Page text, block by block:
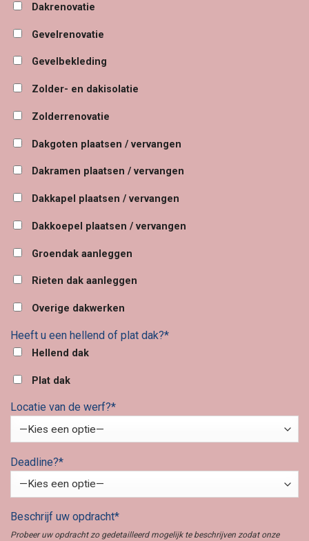
Dakrenovatie
Gevelrenovatie
Gevelbekleding
Zolder- en dakisolatie
Zolderrenovatie
Dakgoten plaatsen / vervangen
Dakramen plaatsen / vervangen
Dakkapel plaatsen / vervangen
Dakkoepel plaatsen / vervangen
Groendak aanleggen
Rieten dak aanleggen
Overige dakwerken
Heeft u een hellend of plat dak?*
Hellend dak
Plat dak
Locatie van de werf?*
Deadline?*
Beschrijf uw opdracht*
Probeer uw opdracht zo gedetailleerd mogelijk te beschrijven zodat onze